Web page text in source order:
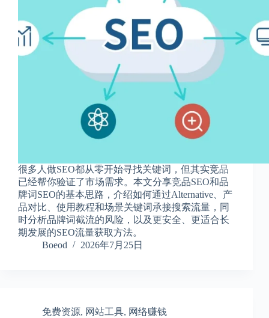
很多人做SEO都从零开始寻找关键词，但其实竞品
已经帮你验证了市场需求。本文分享竞品SEO和品
牌词SEO的基本思路，介绍如何通过Alternative、产
品对比、使用教程和场景关键词承接搜索流量，同
时分析品牌词截流的风险，以及更安全、更适合长
期发展的SEO流量获取方法。
Boeod
2026年7月25日
免费资源, 网站工具, 网络赚钱